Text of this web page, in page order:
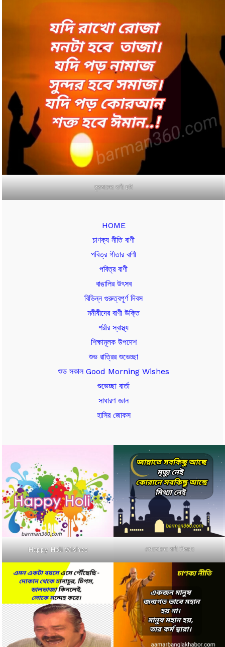
কুরআনের বাণী ছবি
HOME
চাণক্য নীতি বাণী
পবিত্র গীতার বাণী
পবিত্র বাণী
বাঙালির উৎসব
বিভিন্ন গুরুত্বপূর্ণ দিবস
মনীষীদের বাণী উক্তি
শরীর স্বাস্থ্য
শিক্ষামূলক উপদেশ
শুভ রাত্রির শুভেচ্ছা
শুভ সকাল Good Morning Wishes
শুভেচ্ছা বার্তা
সাধারণ জ্ঞান
হাসির জোকস
Happy Holi Wishes কোরআনের বাণী পিকচার